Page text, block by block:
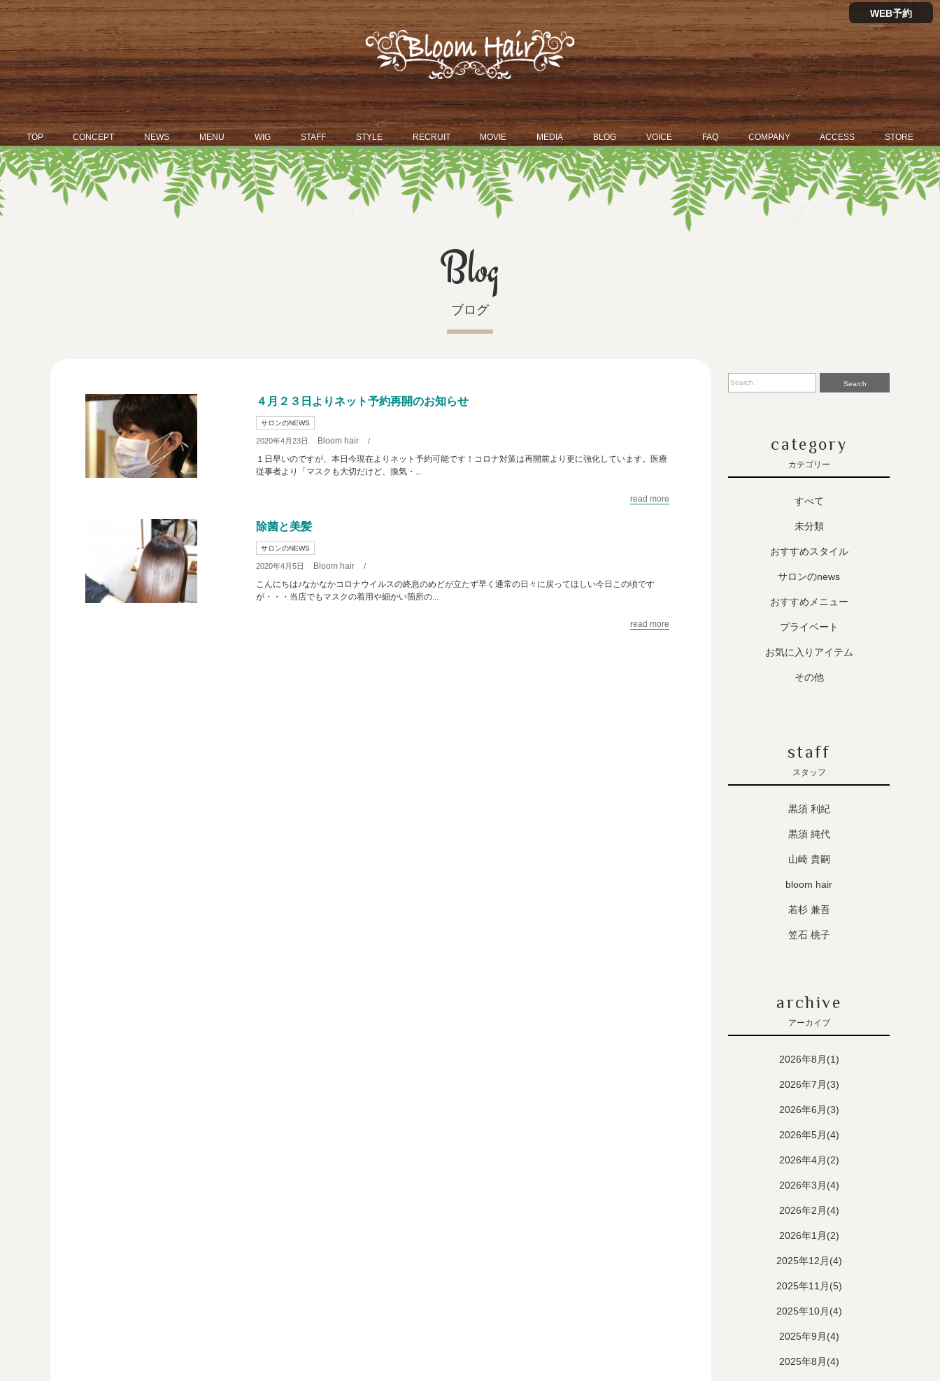
WEB予約
TOP CONCEPT NEWS MENU WIG STAFF STYLE RECRUIT MOVIE MEDIA BLOG VOICE FAQ COMPANY ACCESS STORE
Blog
ブログ
４月２３日よりネット予約再開のお知らせ
サロンのNEWS
2020年4月23日 Bloom hair /
１日早いのですが、本日今現在よりネット予約可能です！コロナ対策は再開前より更に強化しています。医療
従事者より「マスクも大切だけど、換気・...
read more
除菌と美髪
サロンのNEWS
2020年4月5日 Bloom hair /
こんにちは♪なかなかコロナウイルスの終息のめどが立たず早く通常の日々に戻ってほしい今日この頃です
が・・・当店でもマスクの着用や細かい箇所の...
read more
Search
category
カテゴリー
すべて
未分類
おすすめスタイル
サロンのnews
おすすめメニュー
プライベート
お気に入りアイテム
その他
staff
スタッフ
黒須 利紀
黒須 純代
山崎 貴嗣
bloom hair
若杉 兼吾
笠石 桃子
archive
アーカイブ
2026年8月(1)
2026年7月(3)
2026年6月(3)
2026年5月(4)
2026年4月(2)
2026年3月(4)
2026年2月(4)
2026年1月(2)
2025年12月(4)
2025年11月(5)
2025年10月(4)
2025年9月(4)
2025年8月(4)